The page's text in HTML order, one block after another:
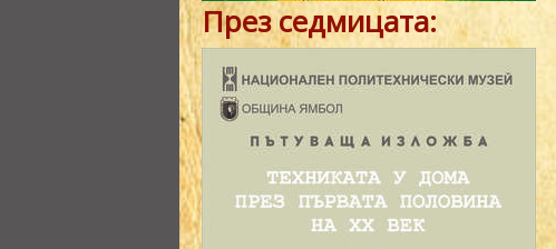
През седмицата: